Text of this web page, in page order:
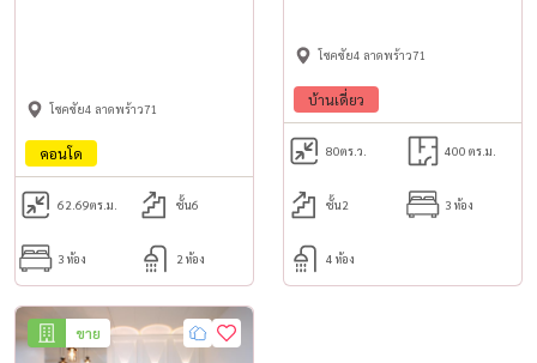
Email:
Namthip@housewathailand.com
Website: www.housewathailand.com
Facebook: Housewa Asset
#ขายบ้านลาดพร้าว #บ้านรีโนเวทใหม่ #บ้านพร้อมอยู่ #บ้านใกล้เลียบ
ทางด่วน #บ้านโชคชัย4 #บ้านวังหิน #LadpraoHouseForSale
#LuxuryHomeBangkok #RenovatedHomeBangkok
#HousewaThailand #บ้านเฟอร์ครบ #บ้านหันทิศใต้ #บ้านโปร่งโล่ง
โชคชัย4 ลาดพร้าว71
คอนโด
62.69ตร.ม. ชั้น6
3 ห้อง 2 ห้อง
โชคชัย4 ลาดพร้าว71
บ้านเดี่ยว
80ตร.ว. 400 ตร.ม.
ชั้น2 3 ห้อง
4 ห้อง
ขาย